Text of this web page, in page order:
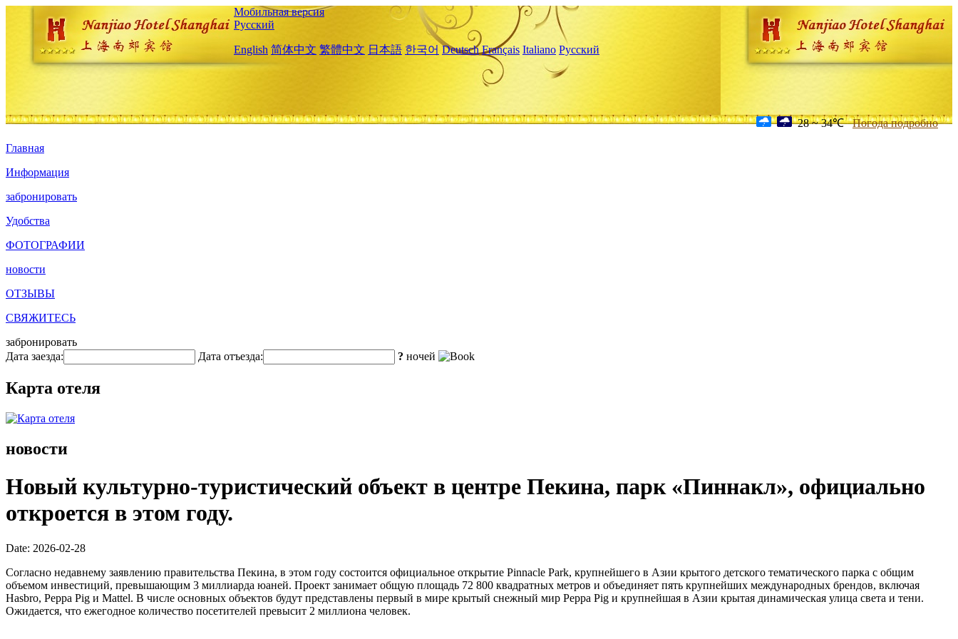
Мобильная версия
Русский
English 简体中文 繁體中文 日本語 한국어 Deutsch Français Italiano Русский
28 ~ 34℃ Погода подробно
Главная
Информация
забронировать
Удобства
ФОТОГРАФИИ
новости
ОТЗЫВЫ
СВЯЖИТЕСЬ
забронировать
Дата заезда:
Дата отъезда: ? ночей
Карта отеля
новости
Новый культурно-туристический объект в центре Пекина, парк «Пиннакл», официально
откроется в этом году.
Date: 2026-02-28
Согласно недавнему заявлению правительства Пекина, в этом году состоится официальное открытие Pinnacle Park, крупнейшего в Азии крытого детского тематического парка с общим
объемом инвестиций, превышающим 3 миллиарда юаней. Проект занимает общую площадь 72 800 квадратных метров и объединяет пять крупнейших международных брендов, включая
Hasbro, Peppa Pig и Mattel. В числе основных объектов будут представлены первый в мире крытый снежный мир Peppa Pig и крупнейшая в Азии крытая динамическая улица света и тени.
Ожидается, что ежегодное количество посетителей превысит 2 миллиона человек.